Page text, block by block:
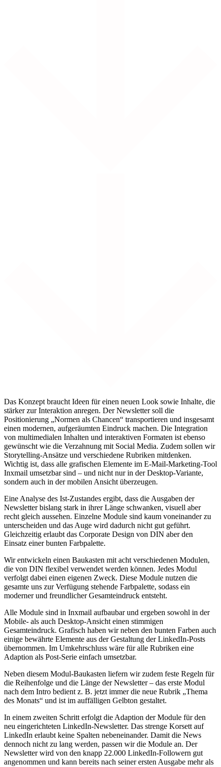
Das Konzept braucht Ideen für einen neuen Look sowie Inhalte, die
stärker zur Interaktion anregen. Der Newsletter soll die
Positionierung „Normen als Chancen“ transportieren und insgesamt
einen modernen, aufgeräumten Eindruck machen. Die Integration
von multimedialen Inhalten und interaktiven Formaten ist ebenso
gewünscht wie die Verzahnung mit Social Media. Zudem sollen wir
Storytelling-Ansätze und verschiedene Rubriken mitdenken.
Wichtig ist, dass alle grafischen Elemente im E-Mail-Marketing-Tool
Inxmail umsetzbar sind – und nicht nur in der Desktop-Variante,
sondern auch in der mobilen Ansicht überzeugen.
Eine Analyse des Ist-Zustandes ergibt, dass die Ausgaben der
Newsletter bislang stark in ihrer Länge schwanken, visuell aber
recht gleich aussehen. Einzelne Module sind kaum voneinander zu
unterscheiden und das Auge wird dadurch nicht gut geführt.
Gleichzeitig erlaubt das Corporate Design von DIN aber den
Einsatz einer bunten Farbpalette.
Wir entwickeln einen Baukasten mit acht verschiedenen Modulen,
die von DIN flexibel verwendet werden können. Jedes Modul
verfolgt dabei einen eigenen Zweck. Diese Module nutzen die
gesamte uns zur Verfügung stehende Farbpalette, sodass ein
moderner und freundlicher Gesamteindruck entsteht.
Alle Module sind in Inxmail aufbaubar und ergeben sowohl in der
Mobile- als auch Desktop-Ansicht einen stimmigen
Gesamteindruck. Grafisch haben wir neben den bunten Farben auch
einige bewährte Elemente aus der Gestaltung der LinkedIn-Posts
übernommen. Im Umkehrschluss wäre für alle Rubriken eine
Adaption als Post-Serie einfach umsetzbar.
Neben diesem Modul-Baukasten liefern wir zudem feste Regeln für
die Reihenfolge und die Länge der Newsletter – das erste Modul
nach dem Intro bedient z. B. jetzt immer die neue Rubrik „Thema
des Monats“ und ist im auffälligen Gelbton gestaltet.
In einem zweiten Schritt erfolgt die Adaption der Module für den
neu eingerichteten LinkedIn-Newsletter. Das strenge Korsett auf
LinkedIn erlaubt keine Spalten nebeneinander. Damit die News
dennoch nicht zu lang werden, passen wir die Module an. Der
Newsletter wird von den knapp 22.000 LinkedIn-Followern gut
angenommen und kann bereits nach seiner ersten Ausgabe mehr als